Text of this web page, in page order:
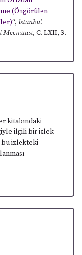
(Öngörülen
“, İstanbul
, C. LXII, S.
kitabındaki
ilgili bir izlek
bu izlekteki